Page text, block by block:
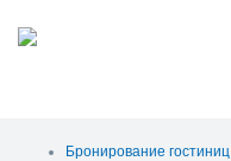
Бронирование гостиниц